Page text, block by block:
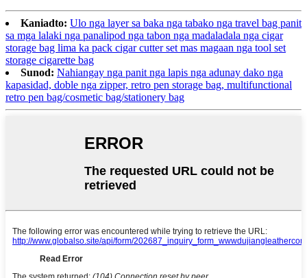
Kaniadto: Ulo nga layer sa baka nga tabako nga travel bag panit
sa mga lalaki nga panalipod nga tabon nga madaladala nga cigar
storage bag lima ka pack cigar cutter set mas magaan nga tool set
storage cigarette bag
Sunod: Nahiangay nga panit nga lapis nga adunay dako nga
kapasidad, doble nga zipper, retro pen storage bag, multifunctional
retro pen bag/cosmetic bag/stationery bag